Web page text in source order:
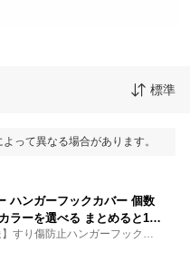
標準
って異なる場合があります。
ハンガーフックカバー 個数
ラーを選べる まとめると1個
〜 HP150 ハンガー クローゼ
ーバー を傷つけない 嫌な金
】すり傷防止ハンガーフックカ
ーバー を傷つけず嫌な金属音
優れもの。高級ホテルの客室